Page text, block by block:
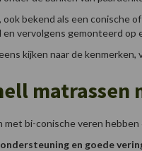
ook bekend als een conische
en vervolgens gemonteerd
kijken naar de
matrassen
met bi-conische veren
en goede